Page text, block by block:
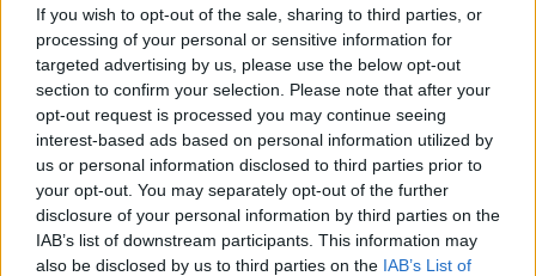
If you wish to opt-out of the sale, sharing to third parties, or
processing of your personal or sensitive information for
targeted advertising by us, please use the below opt-out
section to confirm your selection. Please note that after your
opt-out request is processed you may continue seeing
interest-based ads based on personal information utilized by
us or personal information disclosed to third parties prior to
your opt-out. You may separately opt-out of the further
disclosure of your personal information by third parties on the
IAB’s list of downstream participants. This information may
also be disclosed by us to third parties on the IAB’s List of